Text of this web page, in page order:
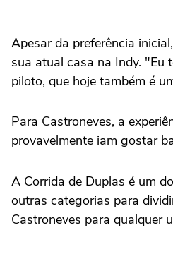
Apesar da preferência
sua atual casa na Indy. "Eu
piloto, que hoje também é
Para Castroneves, a
provavelmente iam gostar
A Corrida de Duplas é um
outras categorias para
Castroneves para qualquer